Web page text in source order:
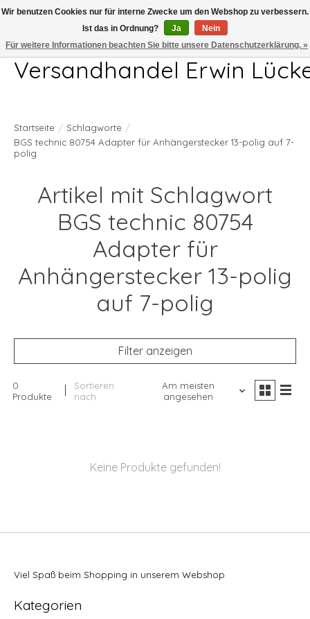
Telefon 04407 715872 MO-DO 7.00-17.00Uhr FR 7.00-13.00Uhr
Versandhandel Erwin
Startseite / Schlagworte /
BGS technic 80754 Adapter für Anhängerstecker 13-polig auf 7-
polig
Artikel mit Schlagwort
BGS technic 80754
Adapter für
Anhängerstecker 13-polig
auf 7-polig
Filter anzeigen
0
Produkte
Sortieren
nach
Am meisten
angesehen
Keine Produkte gefunden!
Viel Spaß beim Shopping in unserem Webshop
Kategorien
Wir benutzen Cookies nur für interne Zwecke um den Webshop zu verbessern.
Ist das in Ordnung?
Ja
Nein
Für weitere Informationen beachten Sie bitte unsere Datenschutzerklärung. »